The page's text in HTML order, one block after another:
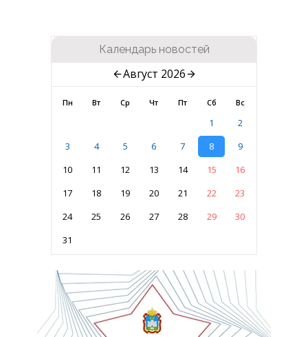
Календарь новостей
Август 2026
Пн Вт Ср Чт Пт Сб Вс
1
2
3
4 5 6 7 8
9
10
11 12 13 14 15
16
17
18 19 20 21 22
23
24
25 26 27 28 29
30
31